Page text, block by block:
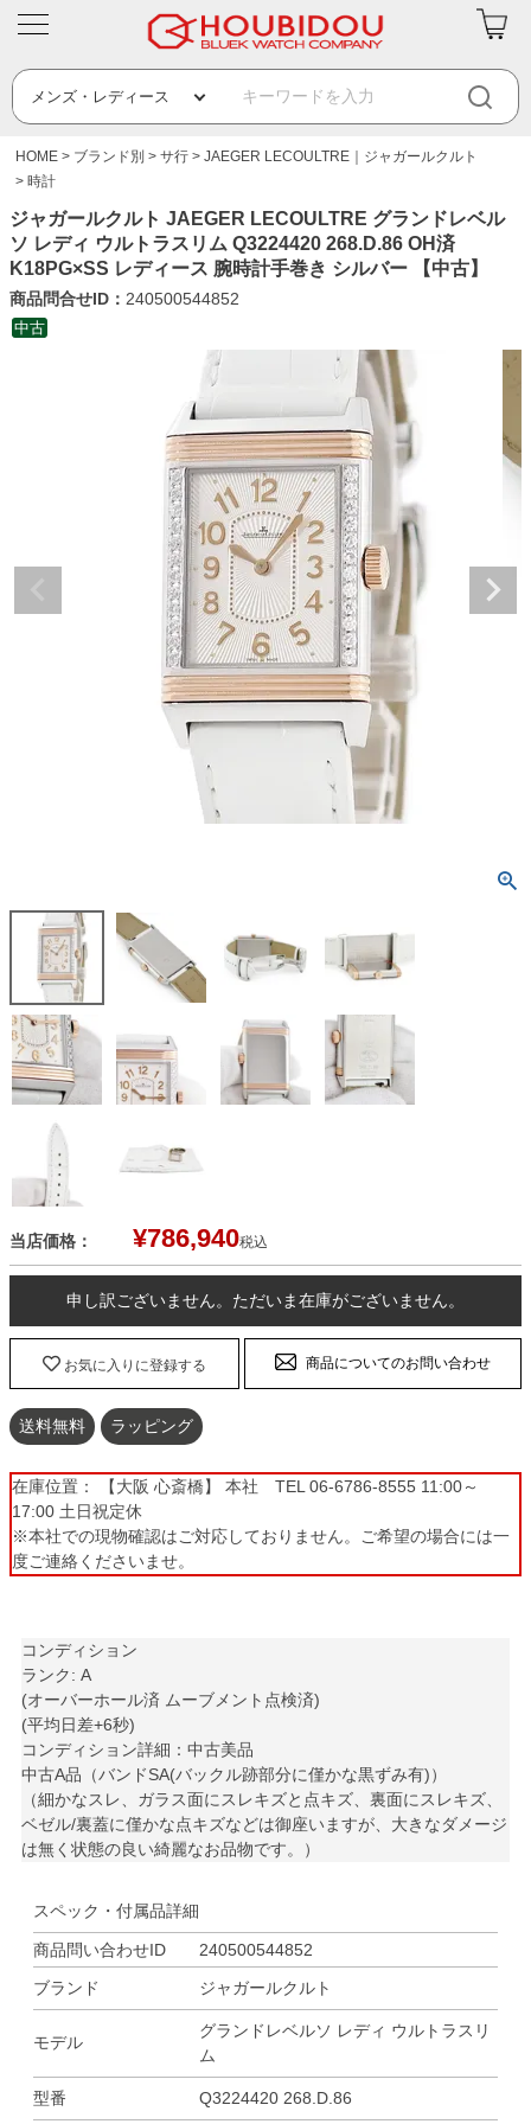
HOME ブランド別 サ行
JAEGER LECOULTRE｜ジャガールクルト
時計
ジャガールクルト JAEGER LECOULTRE グランドレベル
ソ レディ ウルトラスリム Q3224420 268.D.86 OH済
K18PG×SS レディース 腕時計手巻き シルバー 【中古】
商品問合せID： 240500544852
中古
当店価格： ¥786,940税込
申し訳ございません。ただいま在庫がございません。
お気に入りに登録する 商品についてのお問い合わせ
送料無料 ラッピング
在庫位置： 【大阪 心斎橋】 本社 TEL 06-6786-8555 11:00～
17:00 土日祝定休
※本社での現物確認はご対応しておりません。ご希望の場合には一
度ご連絡くださいませ。
コンディション
ランク: A
(オーバーホール済 ムーブメント点検済)
(平均日差+6秒)
コンディション詳細：中古美品
中古A品（バンドSA(バックル跡部分に僅かな黒ずみ有)）
（細かなスレ、ガラス面にスレキズと点キズ、裏面にスレキズ、
ベゼル/裏蓋に僅かな点キズなどは御座いますが、大きなダメージ
は無く状態の良い綺麗なお品物です。）
スペック・付属品詳細
商品問い合わせID
240500544852
ブランド
ジャガールクルト
モデル
グランドレベルソ レディ ウルトラスリ
ム
型番 Q3224420 268.D.86